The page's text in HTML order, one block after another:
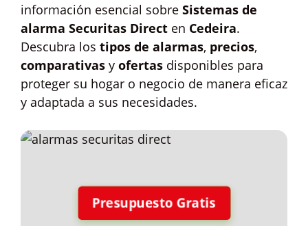
información esencial sobre Sistemas de
alarma Securitas Direct en Cedeira.
Descubra los tipos de alarmas, precios,
comparativas y ofertas disponibles para
proteger su hogar o negocio de manera eficaz
y adaptada a sus necesidades.
Presupuesto Gratis